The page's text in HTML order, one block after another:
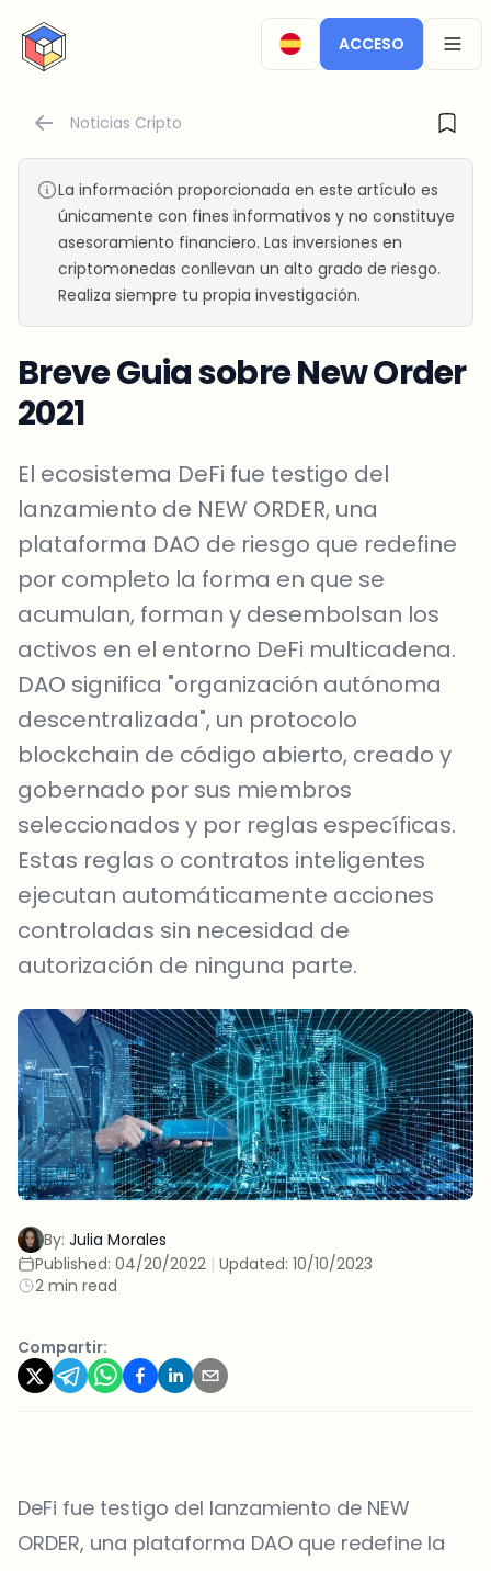
CryptoTicker
ACCESO
Noticias Cripto
La información proporcionada en este artículo es
únicamente con fines informativos y no constituye
asesoramiento financiero. Las inversiones en
criptomonedas conllevan un alto grado de riesgo.
Realiza siempre tu propia investigación.
Breve Guia sobre New Order
2021
El ecosistema DeFi fue testigo del
lanzamiento de NEW ORDER, una
plataforma DAO de riesgo que redefine
por completo la forma en que se
acumulan, forman y desembolsan los
activos en el entorno DeFi multicadena.
DAO significa "organización autónoma
descentralizada", un protocolo
blockchain de código abierto, creado y
gobernado por sus miembros
seleccionados y por reglas específicas.
Estas reglas o contratos inteligentes
ejecutan automáticamente acciones
controladas sin necesidad de
autorización de ninguna parte.
By: Julia Morales
Published: 04/20/2022 | Updated: 10/10/2023
2 min read
Compartir:
DeFi fue testigo del lanzamiento de NEW
ORDER, una plataforma DAO que redefine la